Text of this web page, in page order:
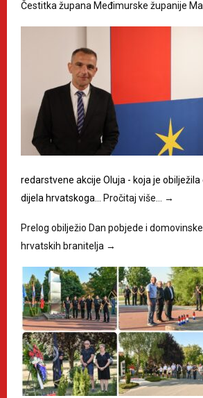
Čestitka župana Međimurske županije
redarstvene akcije Oluja - koja je
dijela hrvatskoga… Pročitaj više… →
Prelog obilježio Dan pobjede i
hrvatskih branitelja →